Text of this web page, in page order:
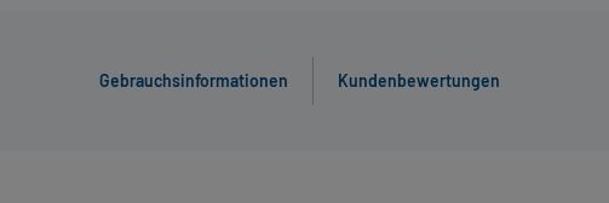
Gebrauchsinformationen Kundenbewertungen